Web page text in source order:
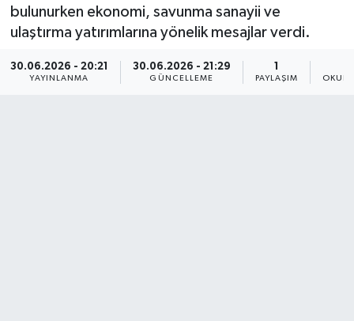
bulunurken ekonomi, savunma sanayii ve
ulaştırma yatırımlarına yönelik mesajlar verdi.
30.06.2026 - 20:21
YAYINLANMA
30.06.2026 - 21:29
GÜNCELLEME
1
PAYLAŞIM